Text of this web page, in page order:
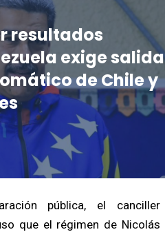
resultados
exige salida
de Chile y
pública, el canciller
que el régimen de Nicolás